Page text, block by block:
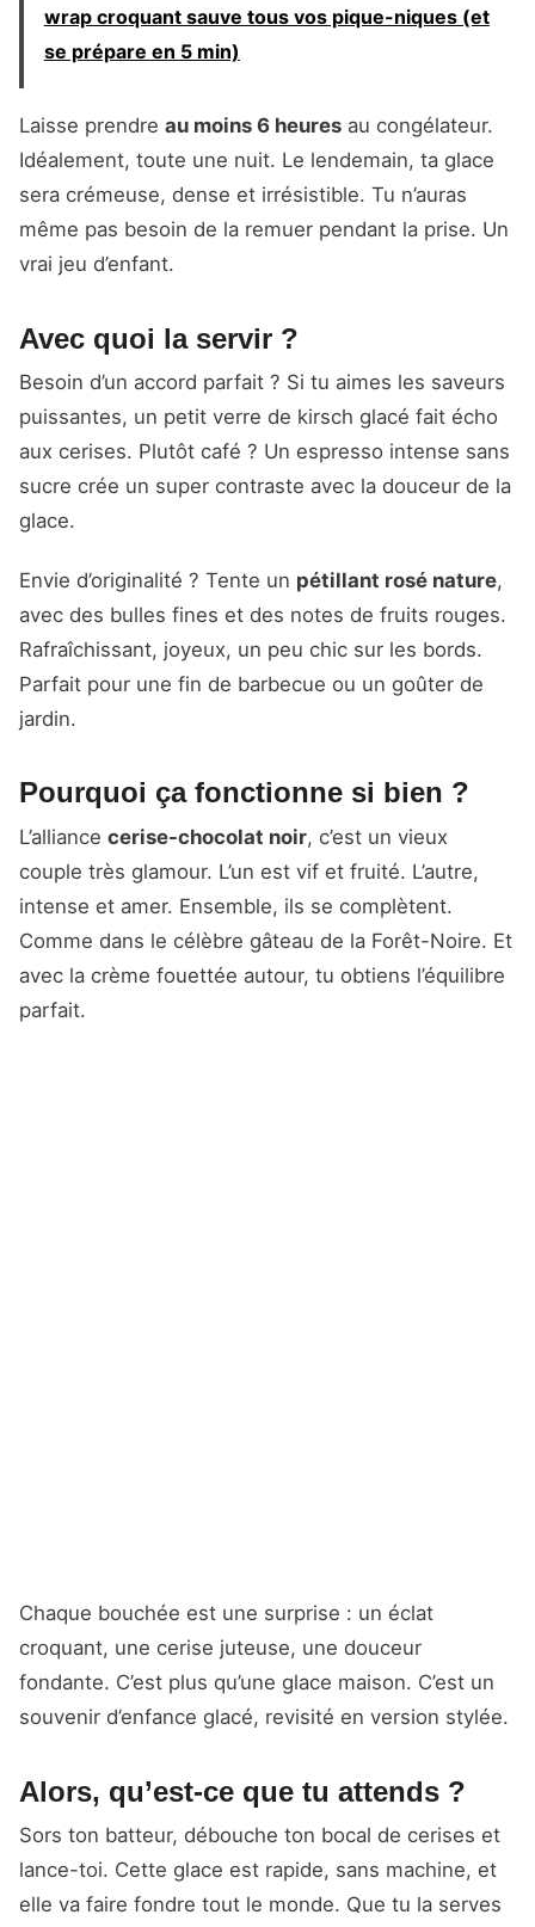
wrap croquant sauve tous vos pique-niques (et
se prépare en 5 min)
Laisse prendre au moins 6 heures au congélateur.
Idéalement, toute une nuit. Le lendemain, ta glace
sera crémeuse, dense et irrésistible. Tu n’auras
même pas besoin de la remuer pendant la prise. Un
vrai jeu d’enfant.
Avec quoi la servir ?
Besoin d’un accord parfait ? Si tu aimes les saveurs
puissantes, un petit verre de kirsch glacé fait écho
aux cerises. Plutôt café ? Un espresso intense sans
sucre crée un super contraste avec la douceur de la
glace.
Envie d’originalité ? Tente un pétillant rosé nature,
avec des bulles fines et des notes de fruits rouges.
Rafraîchissant, joyeux, un peu chic sur les bords.
Parfait pour une fin de barbecue ou un goûter de
jardin.
Pourquoi ça fonctionne si bien ?
L’alliance cerise-chocolat noir, c’est un vieux
couple très glamour. L’un est vif et fruité. L’autre,
intense et amer. Ensemble, ils se complètent.
Comme dans le célèbre gâteau de la Forêt-Noire. Et
avec la crème fouettée autour, tu obtiens l’équilibre
parfait.
Chaque bouchée est une surprise : un éclat
croquant, une cerise juteuse, une douceur
fondante. C’est plus qu’une glace maison. C’est un
souvenir d’enfance glacé, revisité en version stylée.
Alors, qu’est-ce que tu attends ?
Sors ton batteur, débouche ton bocal de cerises et
lance-toi. Cette glace est rapide, sans machine, et
elle va faire fondre tout le monde. Que tu la serves